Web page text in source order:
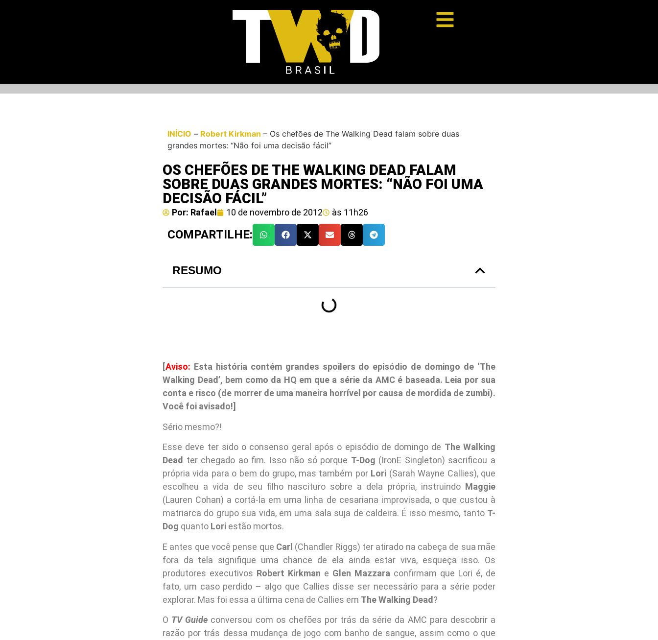
INÍCIO – Robert Kirkman – Os chefões de The Walking Dead falam sobre duas
grandes mortes: “Não foi uma decisão fácil”
OS CHEFÕES DE THE WALKING DEAD FALAM
SOBRE DUAS GRANDES MORTES: “NÃO FOI UMA
DECISÃO FÁCIL”
Por: Rafael 10 de novembro de 2012 às 11h26
COMPARTILHE:
RESUMO
[Aviso: Esta história contém grandes spoilers do episódio de domingo de ‘The
Walking Dead’, bem como da HQ em que a série da AMC é baseada. Leia por sua
conta e risco (de morrer de uma maneira horrível por causa de mordida de zumbi).
Você foi avisado!]
Sério mesmo?!
Esse deve ter sido o consenso geral após o episódio de domingo de The Walking
Dead ter chegado ao fim. Isso não só porque T-Dog (IronE Singleton) sacrificou a
própria vida para o bem do grupo, mas também por Lori (Sarah Wayne Callies), que
escolheu a vida de seu filho nascituro sobre a dela própria, instruindo Maggie
(Lauren Cohan) a cortá-la em uma linha de cesariana improvisada, o que custou à
matriarca do grupo sua vida, em uma sala suja de caldeira. É isso mesmo, tanto T-
Dog quanto Lori estão mortos.
E antes que você pense que Carl (Chandler Riggs) ter atirado na cabeça de sua mãe
fora da tela signifique uma chance de ela ainda estar viva, esqueça isso. Os
produtores executivos Robert Kirkman e Glen Mazzara confirmam que Lori é, de
fato, um caso perdido – algo que Callies disse ser necessário para a série poder
explorar. Mas foi essa a última cena de Callies em The Walking Dead?
O TV Guide conversou com os chefões por trás da série da AMC para descobrir a
razão por trás dessa mudança de jogo com banho de sangue, assim como o que